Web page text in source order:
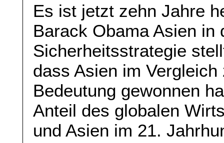
Es ist jetzt zehn Jahre
Barack Obama Asien in
Sicherheitsstrategie
dass Asien im
Bedeutung gewonnen
Anteil des globalen
und Asien im 21.